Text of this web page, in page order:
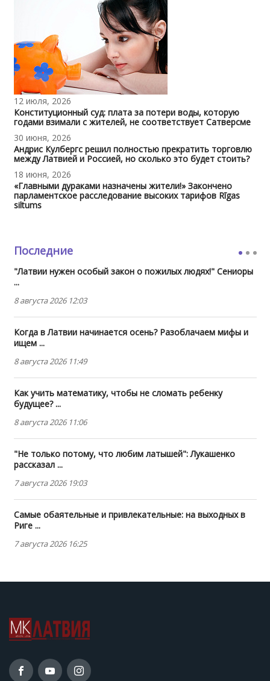
12 июля, 2026
Конституционный суд: плата за потери воды, которую
годами взимали с жителей, не соответствует Сатверсме
30 июня, 2026
Андрис Кулбергс решил полностью прекратить торговлю
между Латвией и Россией, но сколько это будет стоить?
18 июня, 2026
«Главными дураками назначены жители!» Закончено
парламентское расследование высоких тарифов Rīgas
siltums
Последние
"Латвии нужен особый закон о пожилых людях!" Сениоры
...
8 августа 2026 12:03
Когда в Латвии начинается осень? Разоблачаем мифы и
ищем ...
8 августа 2026 11:49
Как учить математику, чтобы не сломать ребенку
будущее? ...
8 августа 2026 11:06
"Не только потому, что любим латышей": Лукашенко
рассказал ...
7 августа 2026 19:03
Самые обаятельные и привлекательные: на выходных в
Риге ...
7 августа 2026 16:25